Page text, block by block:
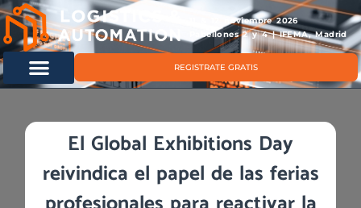
11 & 12 noviembre 2026
Pabellones 2 y 4 | IFEMA, Madrid
REGISTRATE GRATIS
El Global Exhibitions Day
reivindica el papel de las ferias